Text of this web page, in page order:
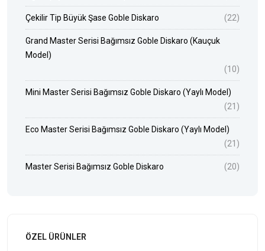
Çekilir Tip Büyük Şase Goble Diskaro (22)
Grand Master Serisi Bağımsız Goble Diskaro (Kauçuk
Model)
(10)
Mini Master Serisi Bağımsız Goble Diskaro (Yaylı Model)
(21)
Eco Master Serisi Bağımsız Goble Diskaro (Yaylı Model)
(21)
Master Serisi Bağımsız Goble Diskaro (20)
ÖZEL ÜRÜNLER